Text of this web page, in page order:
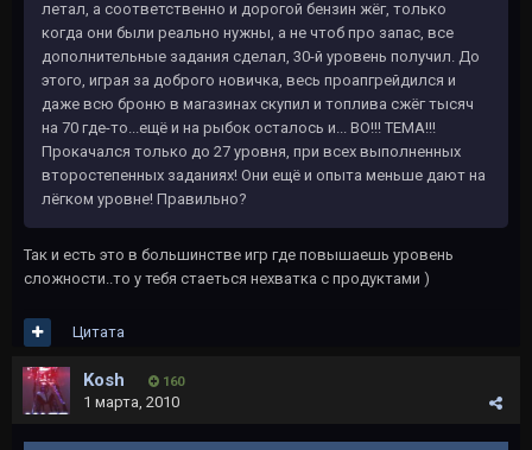
летал, а соответственно и дорогой бензин жёг, только
когда они были реально нужны, а не чтоб про запас, все
дополнительные задания сделал, 30-й уровень получил. До
этого, играя за доброго новичка, весь проапгрейдился и
даже всю броню в магазинах скупил и топлива сжёг тысяч
на 70 где-то...ещё и на рыбок осталось и... ВО!!! ТЕМА!!!
Прокачался только до 27 уровня, при всех выполненных
второстепенных заданиях! Они ещё и опыта меньше дают на
лёгком уровне! Правильно?
Так и есть это в большинстве игр где повышаешь уровень
сложности..то у тебя стаеться нехватка с продуктами )
Цитата
Kosh 160
1 марта, 2010